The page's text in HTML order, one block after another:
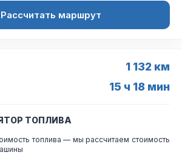
Рассчитать маршрут
1 132 км
15 ч 18 мин
ТОПЛИВА
топлива — мы рассчитаем стоимость